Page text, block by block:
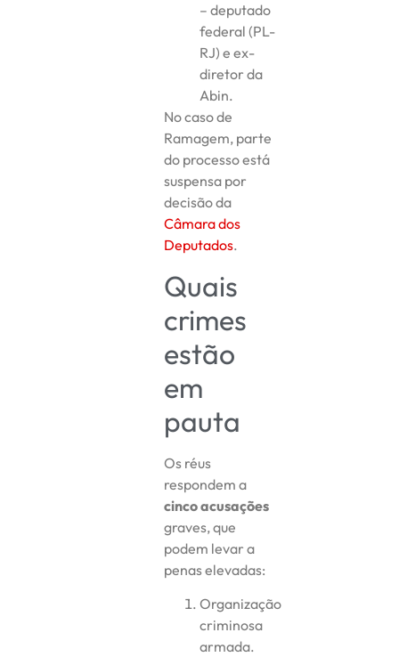
– deputado
federal (PL-
RJ) e ex-
diretor da
Abin.
No caso de
Ramagem, parte
do processo está
suspensa por
decisão da
Câmara dos
Deputados.
Quais
crimes
estão
em
pauta
Os réus
respondem a
cinco acusações
graves, que
podem levar a
penas elevadas:
Organização
criminosa
armada.